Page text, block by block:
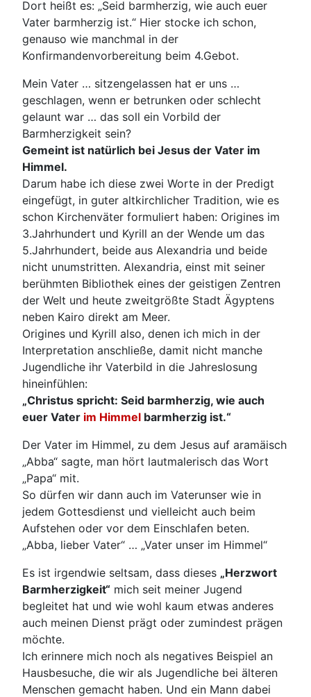
Dort heißt es: „Seid barmherzig, wie auch euer
Vater barmherzig ist.“ Hier stocke ich schon,
genauso wie manchmal in der
Konfirmandenvorbereitung beim 4.Gebot.
Mein Vater … sitzengelassen hat er uns …
geschlagen, wenn er betrunken oder schlecht
gelaunt war … das soll ein Vorbild der
Barmherzigkeit sein?
Gemeint ist natürlich bei Jesus der Vater im
Himmel.
Darum habe ich diese zwei Worte in der Predigt
eingefügt, in guter altkirchlicher Tradition, wie es
schon Kirchenväter formuliert haben: Origines im
3.Jahrhundert und Kyrill an der Wende um das
5.Jahrhundert, beide aus Alexandria und beide
nicht unumstritten. Alexandria, einst mit seiner
berühmten Bibliothek eines der geistigen Zentren
der Welt und heute zweitgrößte Stadt Ägyptens
neben Kairo direkt am Meer.
Origines und Kyrill also, denen ich mich in der
Interpretation anschließe, damit nicht manche
Jugendliche ihr Vaterbild in die Jahreslosung
hineinfühlen:
„Christus spricht: Seid barmherzig, wie auch
euer Vater im Himmel barmherzig ist.“
Der Vater im Himmel, zu dem Jesus auf aramäisch
„Abba“ sagte, man hört lautmalerisch das Wort
„Papa“ mit.
So dürfen wir dann auch im Vaterunser wie in
jedem Gottesdienst und vielleicht auch beim
Aufstehen oder vor dem Einschlafen beten.
„Abba, lieber Vater“ … „Vater unser im Himmel“
Es ist irgendwie seltsam, dass dieses „Herzwort
Barmherzigkeit“ mich seit meiner Jugend
begleitet hat und wie wohl kaum etwas anderes
auch meinen Dienst prägt oder zumindest prägen
möchte.
Ich erinnere mich noch als negatives Beispiel an
Hausbesuche, die wir als Jugendliche bei älteren
Menschen gemacht haben. Und ein Mann dabei